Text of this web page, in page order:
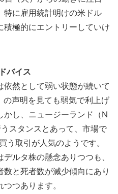
特に雇用統計明けの米ドル
極的にエントリーしていけ
バイス
然として弱い状態が続いて
の声明を見ても弱気で利上げ
かし、ニュージーランド（N
スタンスとあって、市場で
う取引が人気のようです。
ルタ株の懸念ありつつも、
と死者数が減少傾向にあり
つあります。